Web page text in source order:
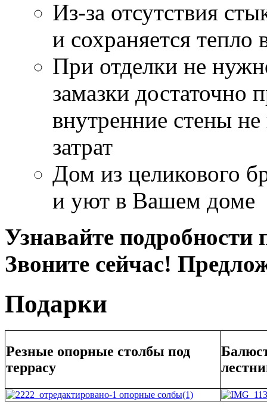
Из-за отсутствия
и сохраняется тепло
При отделки не
замазки достаточно
внутренние стены
затрат
Дом из целикового
и уют в Вашем доме
Узнавайте подробности
Звоните сейчас!
Подарки
Резные опорные столбы под
террасу